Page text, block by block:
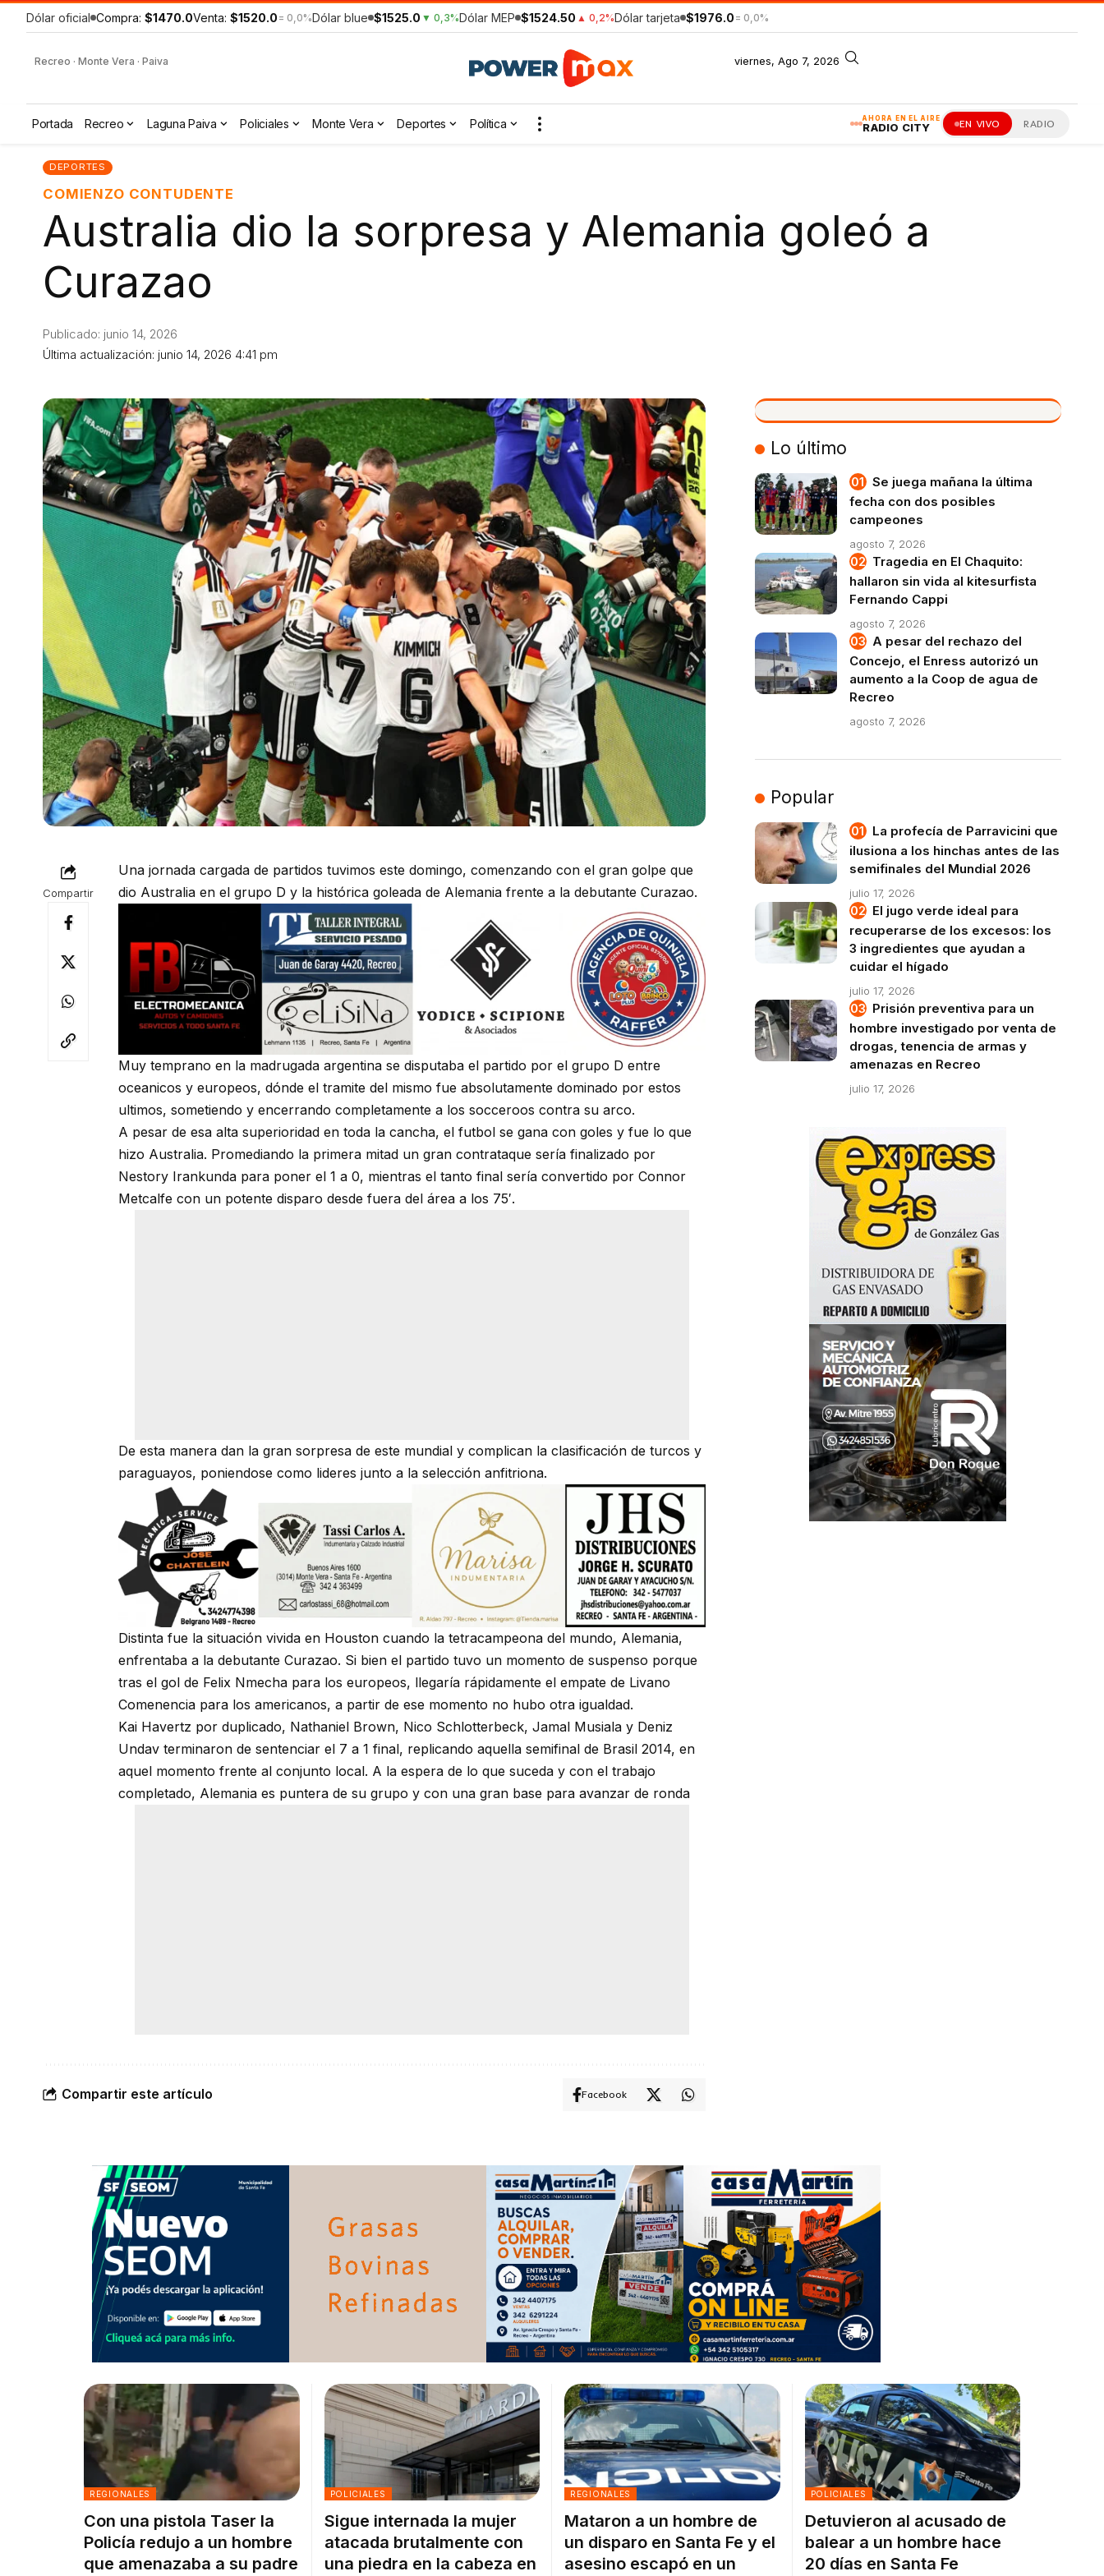
Dólar oficial Compra: $1470.0Venta: $1520.0 = 0,0%Dólar blue $1525.0 ▼ 0,3%Dólar MEP $1524.50 ▲ 0,2%Dólar tarjeta $1976.0 = 0,0%
Recreo · Monte Vera · Paiva viernes, Ago 7, 2026
AHORA EN EL AIRE
RADIO CITY EN VIVO RADIO
Portada Recreo Laguna Paiva Policiales Monte Vera Deportes Política
DEPORTES
COMIENZO CONTUDENTE
Australia dio la sorpresa y Alemania goleó a
Curazao
Última actualización: junio 14, 2026 4:41 pm
Publicado: junio 14, 2026
Compartir
Una jornada cargada de partidos tuvimos este domingo, comenzando con el gran golpe que
dio Australia en el grupo D y la histórica goleada de Alemania frente a la debutante Curazao.
Muy temprano en la madrugada argentina se disputaba el partido por el grupo D entre
oceanicos y europeos, dónde el tramite del mismo fue absolutamente dominado por estos
ultimos, sometiendo y encerrando completamente a los socceroos contra su arco.
A pesar de esa alta superioridad en toda la cancha, el futbol se gana con goles y fue lo que
hizo Australia. Promediando la primera mitad un gran contrataque sería finalizado por
Nestory Irankunda para poner el 1 a 0, mientras el tanto final sería convertido por Connor
Metcalfe con un potente disparo desde fuera del área a los 75′.
De esta manera dan la gran sorpresa de este mundial y complican la clasificación de turcos y
paraguayos, poniendose como lideres junto a la selección anfitriona.
Distinta fue la situación vivida en Houston cuando la tetracampeona del mundo, Alemania,
enfrentaba a la debutante Curazao. Si bien el partido tuvo un momento de suspenso porque
tras el gol de Felix Nmecha para los europeos, llegaría rápidamente el empate de Livano
Comenencia para los americanos, a partir de ese momento no hubo otra igualdad.
Kai Havertz por duplicado, Nathaniel Brown, Nico Schlotterbeck, Jamal Musiala y Deniz
Undav terminaron de sentenciar el 7 a 1 final, replicando aquella semifinal de Brasil 2014, en
aquel momento frente al conjunto local. A la espera de lo que suceda y con el trabajo
completado, Alemania es puntera de su grupo y con una gran base para avanzar de ronda
Compartir este artículo Facebook
VIVO
Lo último
Se juega mañana la última
fecha con dos posibles
campeones
agosto 7, 2026
Tragedia en El Chaquito:
hallaron sin vida al kitesurfista
Fernando Cappi
agosto 7, 2026
A pesar del rechazo del
Concejo, el Enress autorizó un
aumento a la Coop de agua de
Recreo
agosto 7, 2026
Popular
La profecía de Parravicini que
ilusiona a los hinchas antes de las
semifinales del Mundial 2026
julio 17, 2026
El jugo verde ideal para
recuperarse de los excesos: los
3 ingredientes que ayudan a
cuidar el hígado
julio 17, 2026
Prisión preventiva para un
hombre investigado por venta de
drogas, tenencia de armas y
amenazas en Recreo
julio 17, 2026
REGIONALES
Con una pistola Taser la
Policía redujo a un hombre
que amenazaba a su padre
POLICIALES
Sigue internada la mujer
atacada brutalmente con
una piedra en la cabeza en
REGIONALES
Mataron a un hombre de
un disparo en Santa Fe y el
asesino escapó en un
POLICIALES
Detuvieron al acusado de
balear a un hombre hace
20 días en Santa Fe